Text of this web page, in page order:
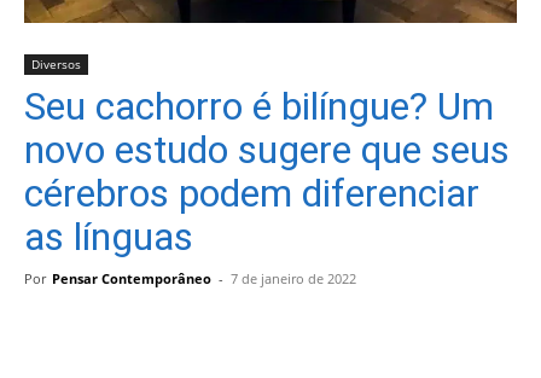
Diversos
Seu cachorro é bilíngue? Um
novo estudo sugere que seus
cérebros podem diferenciar
as línguas
Por Pensar Contemporâneo - 7 de janeiro de 2022